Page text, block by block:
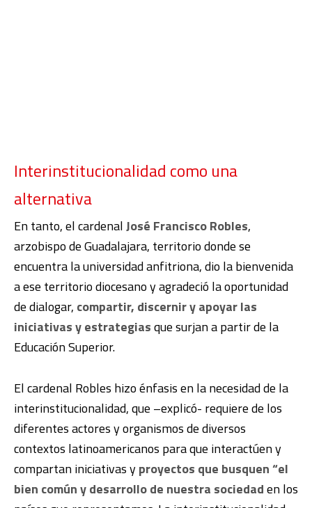
Interinstitucionalidad como una
alternativa
En tanto, el cardenalJosé Francisco Robles,
arzobispo de Guadalajara, territorio donde se
encuentra la universidad anfitriona, dio la bienvenida
a ese territorio diocesano y agradeció la oportunidad
de dialogar, compartir, discernir y apoyar las
iniciativas y estrategiasque surjan a partir de la
Educación Superior.
El cardenal Robles hizo énfasis en la necesidad de la
interinstitucionalidad, que –explicó- requiere de los
diferentes actores y organismos de diversos
contextos latinoamericanos para que interactúen y
compartan iniciativas yproyectos que busquen “el
bien común y desarrollo de nuestra sociedaden los